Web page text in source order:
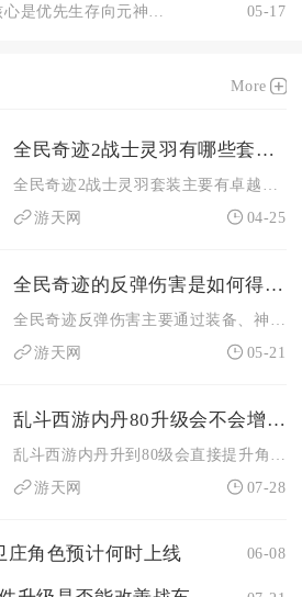
05-17
More
全民奇迹2战士灵羽有哪些套装效果
游天网
04-25
全民奇迹的反弹伤害是如何得到的
游天网
05-21
乱斗西游内丹80升级会不会增加角色生存能力
游天网
07-28
庄角色预计何时上线 06-08